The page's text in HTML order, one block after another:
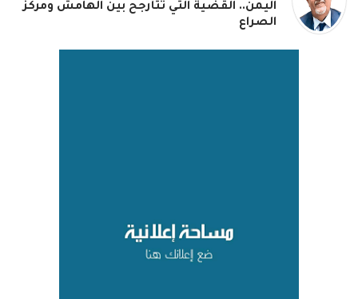
اليمن.. القضية التي تتأرجح بين الهامش ومركز
الصراع